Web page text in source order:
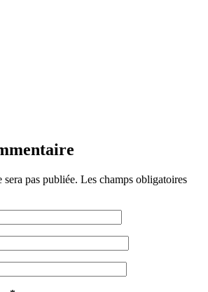
sera pas publiée. Les champs obligatoires